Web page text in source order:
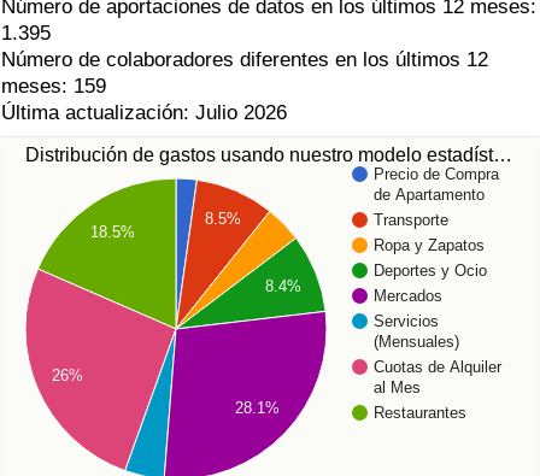
Número de aportaciones de datos en los últimos 12 meses:
1.395
Número de colaboradores diferentes en los últimos 12
meses: 159
Última actualización: Julio 2026
Distribución de gastos usando nuestro modelo estadíst…
Precio de Compra
de Apartamento
Transporte
Ropa y Zapatos
Deportes y Ocio
Mercados
Servicios
(Mensuales)
Cuotas de Alquiler
al Mes
Restaurantes
8.5%
8.4%
18.5%
26%
28.1%